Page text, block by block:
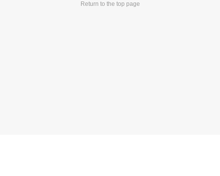
Return to the top page